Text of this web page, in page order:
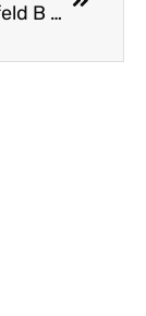
Karl Lagerfeld В Италии В Римини